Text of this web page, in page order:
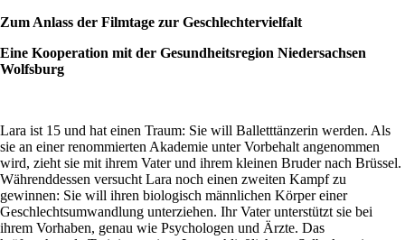
Zum Anlass der Filmtage zur Geschlechtervielfalt
Eine Kooperation mit der Gesundheitsregion Niedersachsen
Wolfsburg
Lara ist 15 und hat einen Traum: Sie will Balletttänzerin werden. Als
sie an einer renommierten Akademie unter Vorbehalt angenommen
wird, zieht sie mit ihrem Vater und ihrem kleinen Bruder nach Brüssel.
Währenddessen versucht Lara noch einen zweiten Kampf zu
gewinnen: Sie will ihren biologisch männlichen Körper einer
Geschlechtsumwandlung unterziehen. Ihr Vater unterstützt sie bei
ihrem Vorhaben, genau wie Psychologen und Ärzte. Das